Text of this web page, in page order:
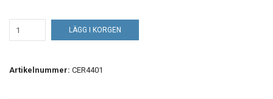
LÄGG I KORGEN
Artikelnummer: CER4401